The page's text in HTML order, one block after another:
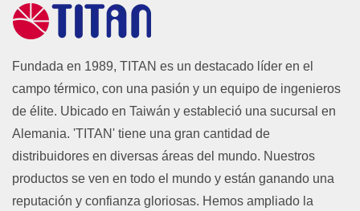
Fundada en 1989, TITAN es un destacado líder en el
campo térmico, con una pasión y un equipo de ingenieros
de élite. Ubicado en Taiwán y estableció una sucursal en
Alemania. 'TITAN' tiene una gran cantidad de
distribuidores en diversas áreas del mundo. Nuestros
productos se ven en todo el mundo y están ganando una
reputación y confianza gloriosas. Hemos ampliado la